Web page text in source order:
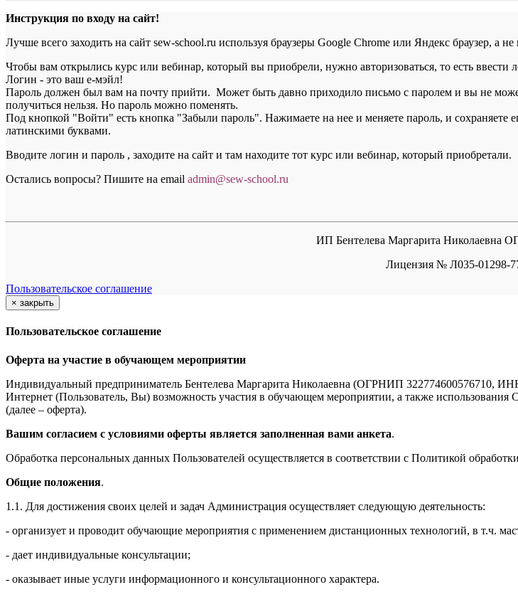
Инструкция по входу на сайт!
Лучше всего заходить на сайт sew-school.ru используя браузеры Google Chrome или Яндекс браузер, а
Чтобы вам открылись курс или вебинар, который вы приобрели, нужно авторизоваться, то есть ввести
Логин - это ваш е-мэйл!
Пароль должен был вам на почту прийти. Может быть давно приходило письмо с паролем и вы не
получиться нельзя. Но пароль можно поменять.
Под кнопкой "Войти" есть кнопка "Забыли пароль". Нажимаете на нее и меняете пароль, и сохраняете
латинскими буквами.
Вводите логин и пароль , заходите на сайт и там находите тот курс или вебинар, который приобретали.
Остались вопросы? Пишите на email admin@sew-school.ru
ИП Бентелева Маргарита Николаевна
Лицензия № Л035-01298-
Пользовательское соглашение
× закрыть
Пользовательское соглашение
Оферта на участие в обучающем мероприятии
Индивидуальный предприниматель Бентелева Маргарита Николаевна (ОГРНИП 322774600576710,
Интернет (Пользователь, Вы) возможность участия в обучающем мероприятии, а также
(далее – оферта).
Вашим согласием с условиями оферты является заполненная вами анкета.
Обработка персональных данных Пользователей осуществляется в соответствии с Политикой
Общие положения.
1.1. Для достижения своих целей и задач Администрация осуществляет следующую деятельность:
- организует и проводит обучающие мероприятия с применением дистанционных технологий, в т.ч.
- дает индивидуальные консультации;
- оказывает иные услуги информационного и консультационного характера.